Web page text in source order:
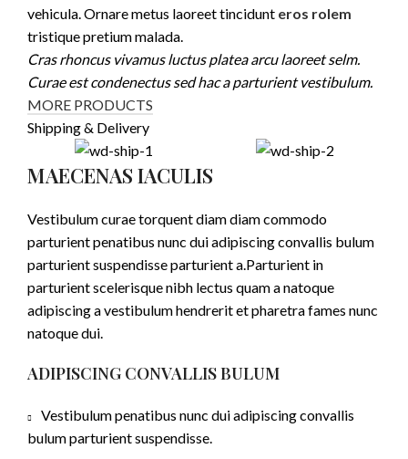
vehicula. Ornare metus laoreet tincidunt eros rolem
tristique pretium malada.
Cras rhoncus vivamus luctus platea arcu laoreet selm.
Curae est condenectus sed hac a parturient vestibulum.
MORE PRODUCTS
Shipping & Delivery
MAECENAS IACULIS
Vestibulum curae torquent diam diam commodo
parturient penatibus nunc dui adipiscing convallis bulum
parturient suspendisse parturient a.Parturient in
parturient scelerisque nibh lectus quam a natoque
adipiscing a vestibulum hendrerit et pharetra fames nunc
natoque dui.
ADIPISCING CONVALLIS BULUM
Vestibulum penatibus nunc dui adipiscing convallis
bulum parturient suspendisse.